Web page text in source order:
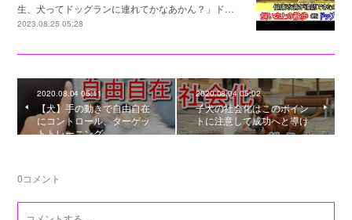
生、犬ってドッグランに連れてかなあかん？」ド…
2023.08.25 05:28
2020.08.04 05:11
【犬】手の動きで自由自在
にコントロール、ターゲッ
トトレーニング
2020.08.04 05:02
子犬の社会化はこのポイン
トに注意して成功へと導け
0コメント